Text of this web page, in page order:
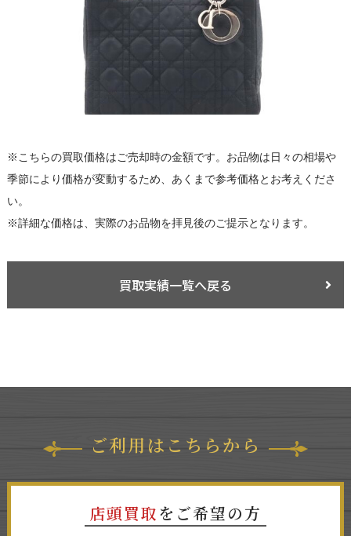
※こちらの買取価格はご売却時の金額です。お品物は日々の相場や
季節により価格が変動するため、あくまで参考価格とお考えくださ
い。
※詳細な価格は、実際のお品物を拝見後のご提示となります。
買取実績一覧へ戻る
ご利用はこちらから
店頭買取 をご希望の方